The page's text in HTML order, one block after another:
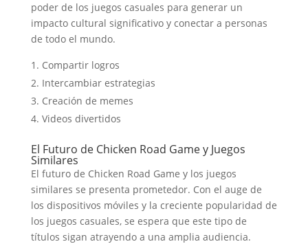
poder de los juegos casuales para generar un
impacto cultural significativo y conectar a personas
de todo el mundo.
Compartir logros
Intercambiar estrategias
Creación de memes
Videos divertidos
El Futuro de Chicken Road Game y Juegos
Similares
El futuro de Chicken Road Game y los juegos
similares se presenta prometedor. Con el auge de
los dispositivos móviles y la creciente popularidad de
los juegos casuales, se espera que este tipo de
títulos sigan atrayendo a una amplia audiencia.